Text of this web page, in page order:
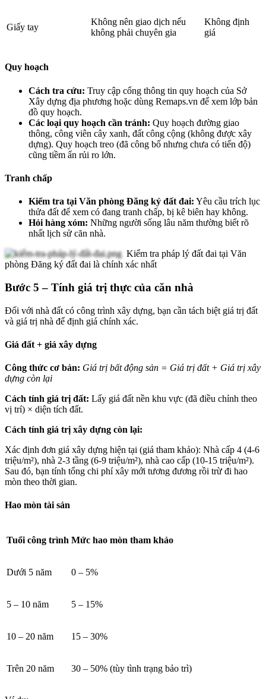
Giấy tay
Không nên giao dịch nếu
không phải chuyên gia
Không định
giá
Quy hoạch
Cách tra cứu: Truy cập cổng thông tin quy hoạch của Sở
Xây dựng địa phương hoặc dùng Remaps.vn để xem lớp bản
đồ quy hoạch.
Các loại quy hoạch cần tránh: Quy hoạch đường giao
thông, công viên cây xanh, đất công cộng (không được xây
dựng). Quy hoạch treo (đã công bố nhưng chưa có tiến độ)
cũng tiềm ẩn rủi ro lớn.
Tranh chấp
Kiểm tra tại Văn phòng Đăng ký đất đai: Yêu cầu trích lục
thửa đất để xem có đang tranh chấp, bị kê biên hay không.
Hỏi hàng xóm: Những người sống lâu năm thường biết rõ
nhất lịch sử căn nhà.
Kiểm tra pháp lý đất đai tại Văn
phòng Đăng ký đất đai là chính xác nhất
Bước 5 – Tính giá trị thực của căn nhà
Đối với nhà đất có công trình xây dựng, bạn cần tách biệt giá trị đất
và giá trị nhà để định giá chính xác.
Giá đất + giá xây dựng
Công thức cơ bản: Giá trị bất động sản = Giá trị đất + Giá trị xây
dựng còn lại
Cách tính giá trị đất: Lấy giá đất nền khu vực (đã điều chỉnh theo
vị trí) × diện tích đất.
Cách tính giá trị xây dựng còn lại:
Xác định đơn giá xây dựng hiện tại (giá tham khảo): Nhà cấp 4 (4-6
triệu/m²), nhà 2-3 tầng (6-9 triệu/m²), nhà cao cấp (10-15 triệu/m²).
Sau đó, bạn tính tổng chi phí xây mới tương đương rồi trừ đi hao
mòn theo thời gian.
Hao mòn tài sản
Tuổi công trình Mức hao mòn tham khảo
Dưới 5 năm 0 – 5%
5 – 10 năm 5 – 15%
10 – 20 năm 15 – 30%
Trên 20 năm 30 – 50% (tùy tình trạng bảo trì)